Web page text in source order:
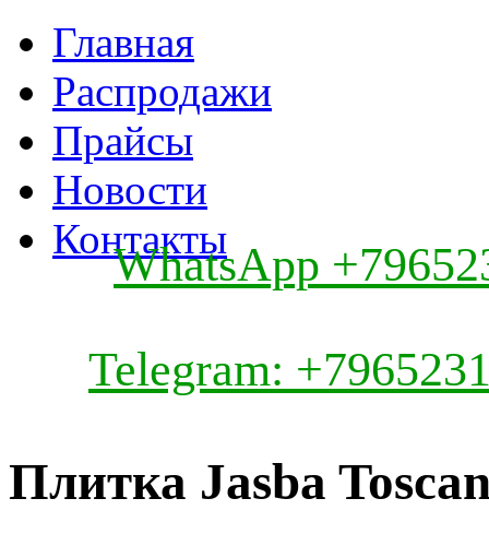
Главная
Распродажи
Прайсы
Новости
Контакты
WhatsApp
Telegram:
Плитка Jasba